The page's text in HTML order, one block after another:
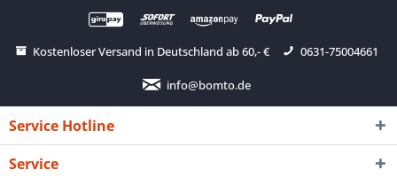
Kostenloser Versand in Deutschland ab 60,- € 0631-75004661
info@bomto.de
Service Hotline
Service